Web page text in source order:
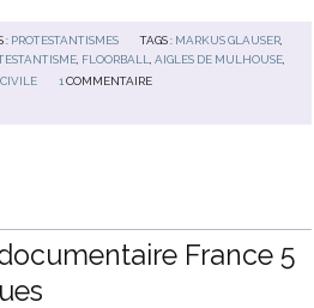
: PROTESTANTISMES TAGS : MARKUS GLAUSER
FLOORBALL ,AIGLES DE MULHOUSE
CIVILE 1 COMMENTAIRE
France 5